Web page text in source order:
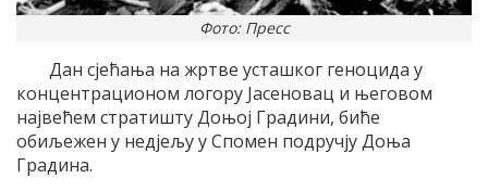
Фото: Пресс
Дан сјећања на жртве усташког геноцида у
концентрационом логору Јасеновац и његовом
највећем стратишту Доњој Градини, биће
обиљежен у недјељу у Спомен подручју Доња
Градина.